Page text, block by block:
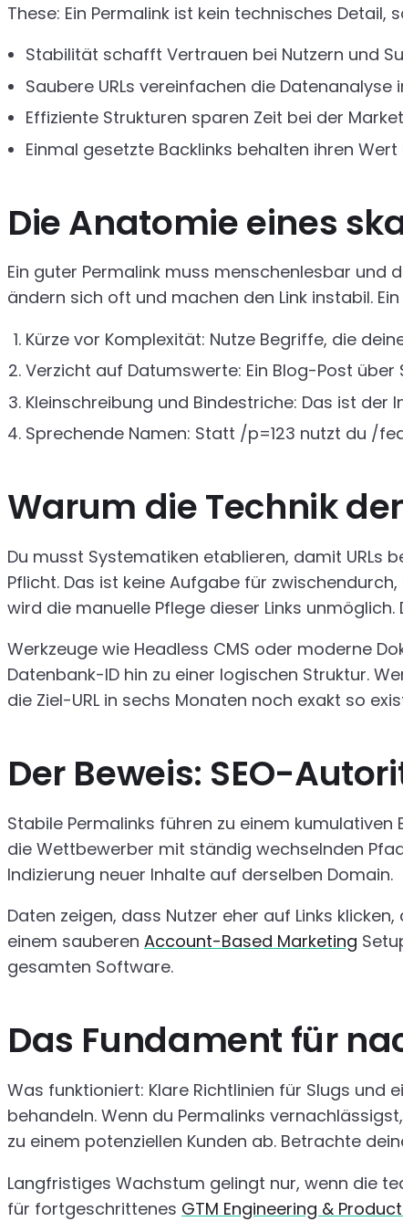
These: Ein Permalink ist kein technisches
Stabilität schafft Vertrauen bei Nutzern und
Saubere URLs vereinfachen die
Effiziente Strukturen sparen Zeit bei der
Einmal gesetzte Backlinks behalten ihren
Die Anatomie eines
Ein guter Permalink muss menschenlesbar und
ändern sich oft und machen den Link instabil.
Kürze vor Komplexität: Nutze Begriffe, die
Verzicht auf Datumswerte: Ein Blog-Post
Kleinschreibung und Bindestriche: Das ist
Sprechende Namen: Statt /p=123 nutzt du /
Warum die Technik
Du musst Systematiken etablieren, damit URLs
Pflicht. Das ist keine Aufgabe für
wird die manuelle Pflege dieser Links
Werkzeuge wie Headless CMS oder moderne
Datenbank-ID hin zu einer logischen Struktur.
die Ziel-URL in sechs Monaten noch exakt so
Der Beweis: SEO-
Stabile Permalinks führen zu einem
die Wettbewerber mit ständig wechselnden
Indizierung neuer Inhalte auf derselben Domain.
Daten zeigen, dass Nutzer eher auf Links
einem sauberen Account-Based Marketing
gesamten Software.
Das Fundament für
Was funktioniert: Klare Richtlinien für Slugs und
behandeln. Wenn du Permalinks
zu einem potenziellen Kunden ab. Betrachte
Langfristiges Wachstum gelingt nur, wenn die
für fortgeschrittenes GTM Engineering &